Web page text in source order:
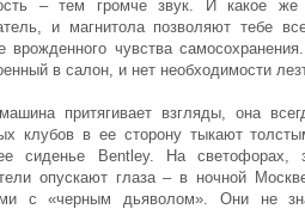
– тем громче звук. И какое же
и магнитола позволяют тебе
врожденного чувства
в салон, и нет необходимости
притягивает взгляды, она
клубов в ее сторону тыкают
сиденье Bentley. На светофорах,
опускают глаза – в ночной
с «черным дьяволом». Они не